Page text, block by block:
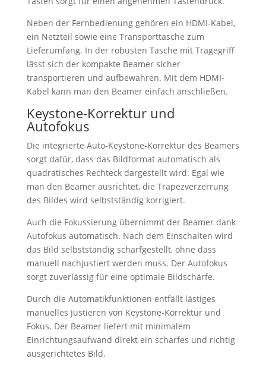
Neben der Fernbedienung gehören ein HDMI-Kabel,
ein Netzteil sowie eine Transporttasche zum
Lieferumfang. In der robusten Tasche mit Tragegriff
lässt sich der kompakte Beamer sicher
transportieren und aufbewahren. Mit dem HDMI-
Kabel kann man den Beamer einfach anschließen.
Keystone-Korrektur und
Autofokus
Die integrierte Auto-Keystone-Korrektur des Beamers
sorgt dafür, dass das Bildformat automatisch als
quadratisches Rechteck dargestellt wird. Egal wie
man den Beamer ausrichtet, die Trapezverzerrung
des Bildes wird selbstständig korrigiert.
Auch die Fokussierung übernimmt der Beamer dank
Autofokus automatisch. Nach dem Einschalten wird
das Bild selbstständig scharfgestellt, ohne dass
manuell nachjustiert werden muss. Der Autofokus
sorgt zuverlässig für eine optimale Bildschärfe.
Durch die Automatikfunktionen entfällt lästiges
manuelles Justieren von Keystone-Korrektur und
Fokus. Der Beamer liefert mit minimalem
Einrichtungsaufwand direkt ein scharfes und richtig
ausgerichtetes Bild.